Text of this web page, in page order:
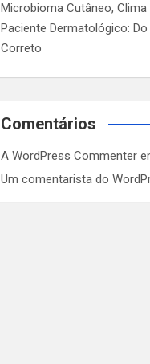
Microbioma Cutâneo,
Paciente Dermatológico:
Correto
Comentários
A WordPress Commenter
Um comentarista do